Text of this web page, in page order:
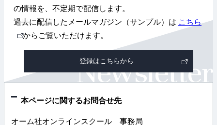
の情報を、不定期で配信します。
過去に配信したメールマガジン（サンプル）は こちら
外
部
ン
からご覧いただけます。
登録はこちらから
本ページに関するお問合せ先
オーム社オンラインスクール 事務局